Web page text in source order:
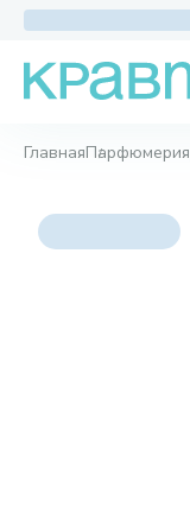
ГлавнаяПарфюмерия